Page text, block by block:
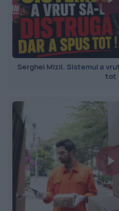
Serghei Mizil. Sistemul a
tot